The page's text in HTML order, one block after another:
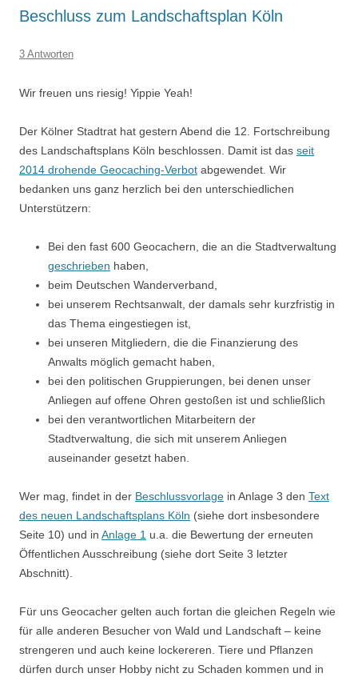
Beschluss zum Landschaftsplan Köln
3 Antworten
Wir freuen uns riesig! Yippie Yeah!
Der Kölner Stadtrat hat gestern Abend die 12. Fortschreibung
des Landschaftsplans Köln beschlossen. Damit ist das seit
2014 drohende Geocaching-Verbot abgewendet. Wir
bedanken uns ganz herzlich bei den unterschiedlichen
Unterstützern:
Bei den fast 600 Geocachern, die an die Stadtverwaltung
geschrieben haben,
beim Deutschen Wanderverband,
bei unserem Rechtsanwalt, der damals sehr kurzfristig in
das Thema eingestiegen ist,
bei unseren Mitgliedern, die die Finanzierung des
Anwalts möglich gemacht haben,
bei den politischen Gruppierungen, bei denen unser
Anliegen auf offene Ohren gestoßen ist und schließlich
bei den verantwortlichen Mitarbeitern der
Stadtverwaltung, die sich mit unserem Anliegen
auseinander gesetzt haben.
Wer mag, findet in der Beschlussvorlage in Anlage 3 den Text
des neuen Landschaftsplans Köln (siehe dort insbesondere
Seite 10) und in Anlage 1 u.a. die Bewertung der erneuten
Öffentlichen Ausschreibung (siehe dort Seite 3 letzter
Abschnitt).
Für uns Geocacher gelten auch fortan die gleichen Regeln wie
für alle anderen Besucher von Wald und Landschaft – keine
strengeren und auch keine lockereren. Tiere und Pflanzen
dürfen durch unser Hobby nicht zu Schaden kommen und in